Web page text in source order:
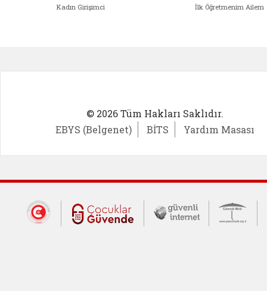
Kadın Girişimci İlk Öğretmenim Ailem
© 2026 Tüm Hakları Saklıdır.
EBYS (Belgenet)
BİTS Yardım Masası
Dış Bağlantılar
Cumhurbaşkanlığı İletişim Merkezi
Çocuklar Güvende (yeni
Güvenli